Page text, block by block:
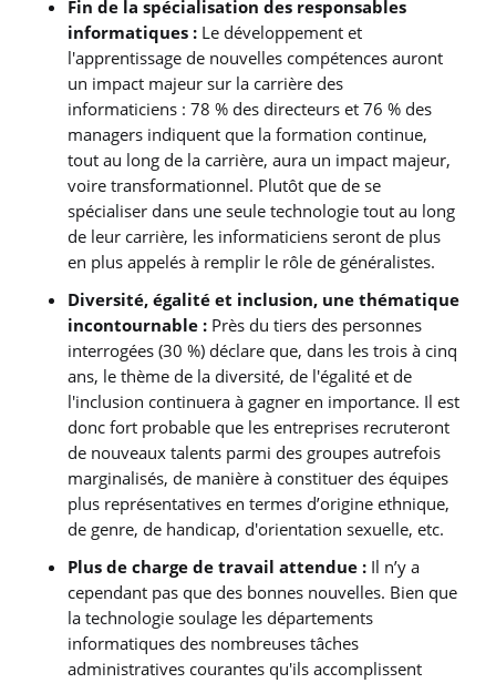
Fin de la spécialisation des responsables
informatiques : Le développement et
l'apprentissage de nouvelles compétences auront
un impact majeur sur la carrière des
informaticiens : 78 % des directeurs et 76 % des
managers indiquent que la formation continue,
tout au long de la carrière, aura un impact majeur,
voire transformationnel. Plutôt que de se
spécialiser dans une seule technologie tout au long
de leur carrière, les informaticiens seront de plus
en plus appelés à remplir le rôle de généralistes.
Diversité, égalité et inclusion, une thématique
incontournable : Près du tiers des personnes
interrogées (30 %) déclare que, dans les trois à cinq
ans, le thème de la diversité, de l'égalité et de
l'inclusion continuera à gagner en importance. Il est
donc fort probable que les entreprises recruteront
de nouveaux talents parmi des groupes autrefois
marginalisés, de manière à constituer des équipes
plus représentatives en termes d’origine ethnique,
de genre, de handicap, d'orientation sexuelle, etc.
Plus de charge de travail attendue : Il n’y a
cependant pas que des bonnes nouvelles. Bien que
la technologie soulage les départements
informatiques des nombreuses tâches
administratives courantes qu'ils accomplissent